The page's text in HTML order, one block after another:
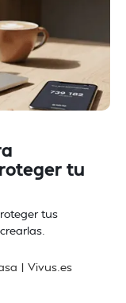
tu
tus